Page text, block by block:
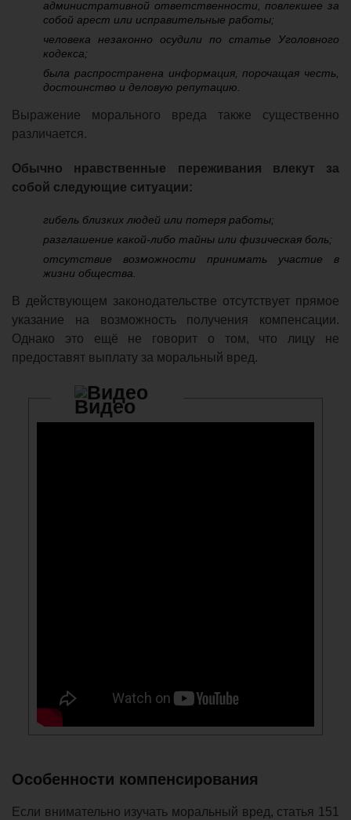
административной ответственности, повлекшее за
собой арест или исправительные работы;
человека незаконно осудили по статье Уголовного
кодекса;
была распространена информация, порочащая честь,
достоинство и деловую репутацию.
Выражение морального вреда также существенно
различается.
Обычно нравственные переживания влекут за
собой следующие ситуации:
гибель близких людей или потеря работы;
разглашение какой-либо тайны или физическая боль;
отсутствие возможности принимать участие в
жизни общества.
В действующем законодательстве отсутствует прямое
указание на возможность получения компенсации.
Однако это ещё не говорит о том, что лицу не
предоставят выплату за моральный вред.
Видео
Особенности компенсирования
Если внимательно изучать моральный вред, статья 151